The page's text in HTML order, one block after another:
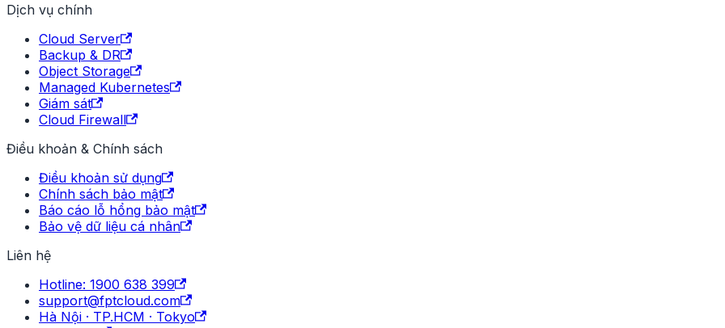
Dịch vụ chính
Cloud Server
Backup & DR
Object Storage
Managed Kubernetes
Giám sát
Cloud Firewall
Điều khoản & Chính sách
Điều khoản sử dụng
Chính sách bảo mật
Báo cáo lỗ hổng bảo mật
Bảo vệ dữ liệu cá nhân
Liên hệ
Hotline: 1900 638 399
support@fptcloud.com
Hà Nội · TP.HCM · Tokyo